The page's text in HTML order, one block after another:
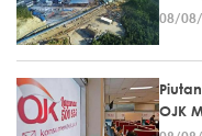
08/08/
OJK